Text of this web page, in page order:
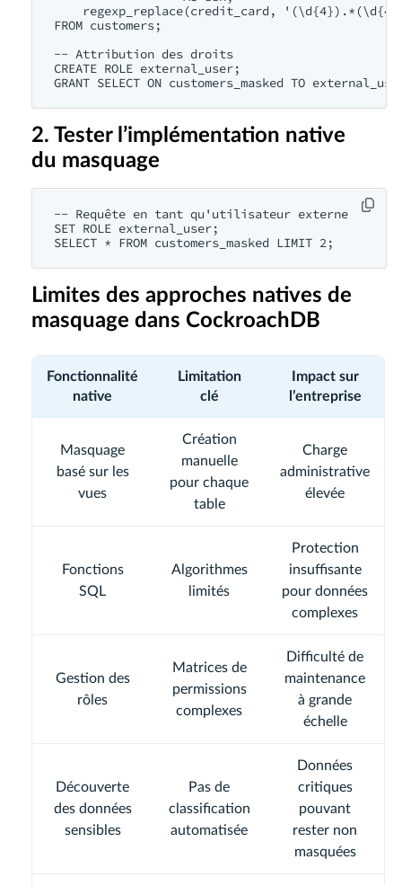
regexp_replace(credit_card,
FROM customers;
-- Attribution des droits
CREATE ROLE external_user;
2. Tester l’implémentation native
du masquage
-- Requête en tant qu'utilisateur externe
SET ROLE external_user;
Limites des approches natives de
masquage dans CockroachDB
Fonctionnalité
native
Limitation
clé
Impact sur
l’entreprise
Masquage
basé sur les
vues
Création
manuelle
pour chaque
table
Charge
administrative
élevée
Fonctions
SQL
Algorithmes
limités
Protection
insuffisante
pour données
complexes
Gestion des
rôles
Matrices de
permissions
complexes
Difficulté de
maintenance
à grande
échelle
Découverte
des données
sensibles
Pas de
classification
automatisée
Données
critiques
pouvant
rester non
masquées